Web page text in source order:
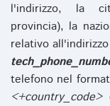
l'indirizzo, la
provincia), la
relativo
telefono nel
<+country_code>